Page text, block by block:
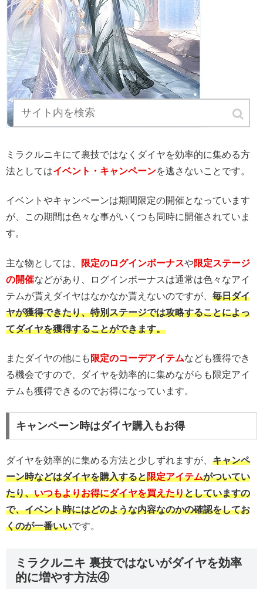
ミラクルニキにて裏技ではなくダイヤを効率的に集める方
法としてはイベント・キャンペーンを逃さないことです。
イベントやキャンペーンは期間限定の開催となっています
が、この期間は色々な事がいくつも同時に開催されていま
す。
主な物としては、 限定のログインボーナスや限定ステージ
の開催などがあり、ログインボーナスは通常は色々なアイ
テムが貰えダイヤはなかなか貰えないのですが、 毎日ダイ
ヤが獲得できたり、特別ステージでは攻略することによっ
てダイヤを獲得することができます。
またダイヤの他にも 限定のコーデアイテムなども獲得でき
る機会ですので、ダイヤを効率的に集めながらも限定アイ
テムも獲得できるのでお得になっています。
キャンペーン時はダイヤ購入もお得
ダイヤを効率的に集める方法と少しずれますが、 キャンペ
ーン時などはダイヤを購入すると限定アイテムがついてい
たり、いつもよりお得にダイヤを買えたりとしていますの
で、イベント時にはどのような内容なのかの確認をしてお
くのが一番いいです。
ミラクルニキ 裏技ではないがダイヤを効率
的に増やす方法④